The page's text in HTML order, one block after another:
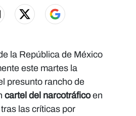
la República de México
este martes la
presunto rancho de
cartel del narcotráficoen
las críticas por